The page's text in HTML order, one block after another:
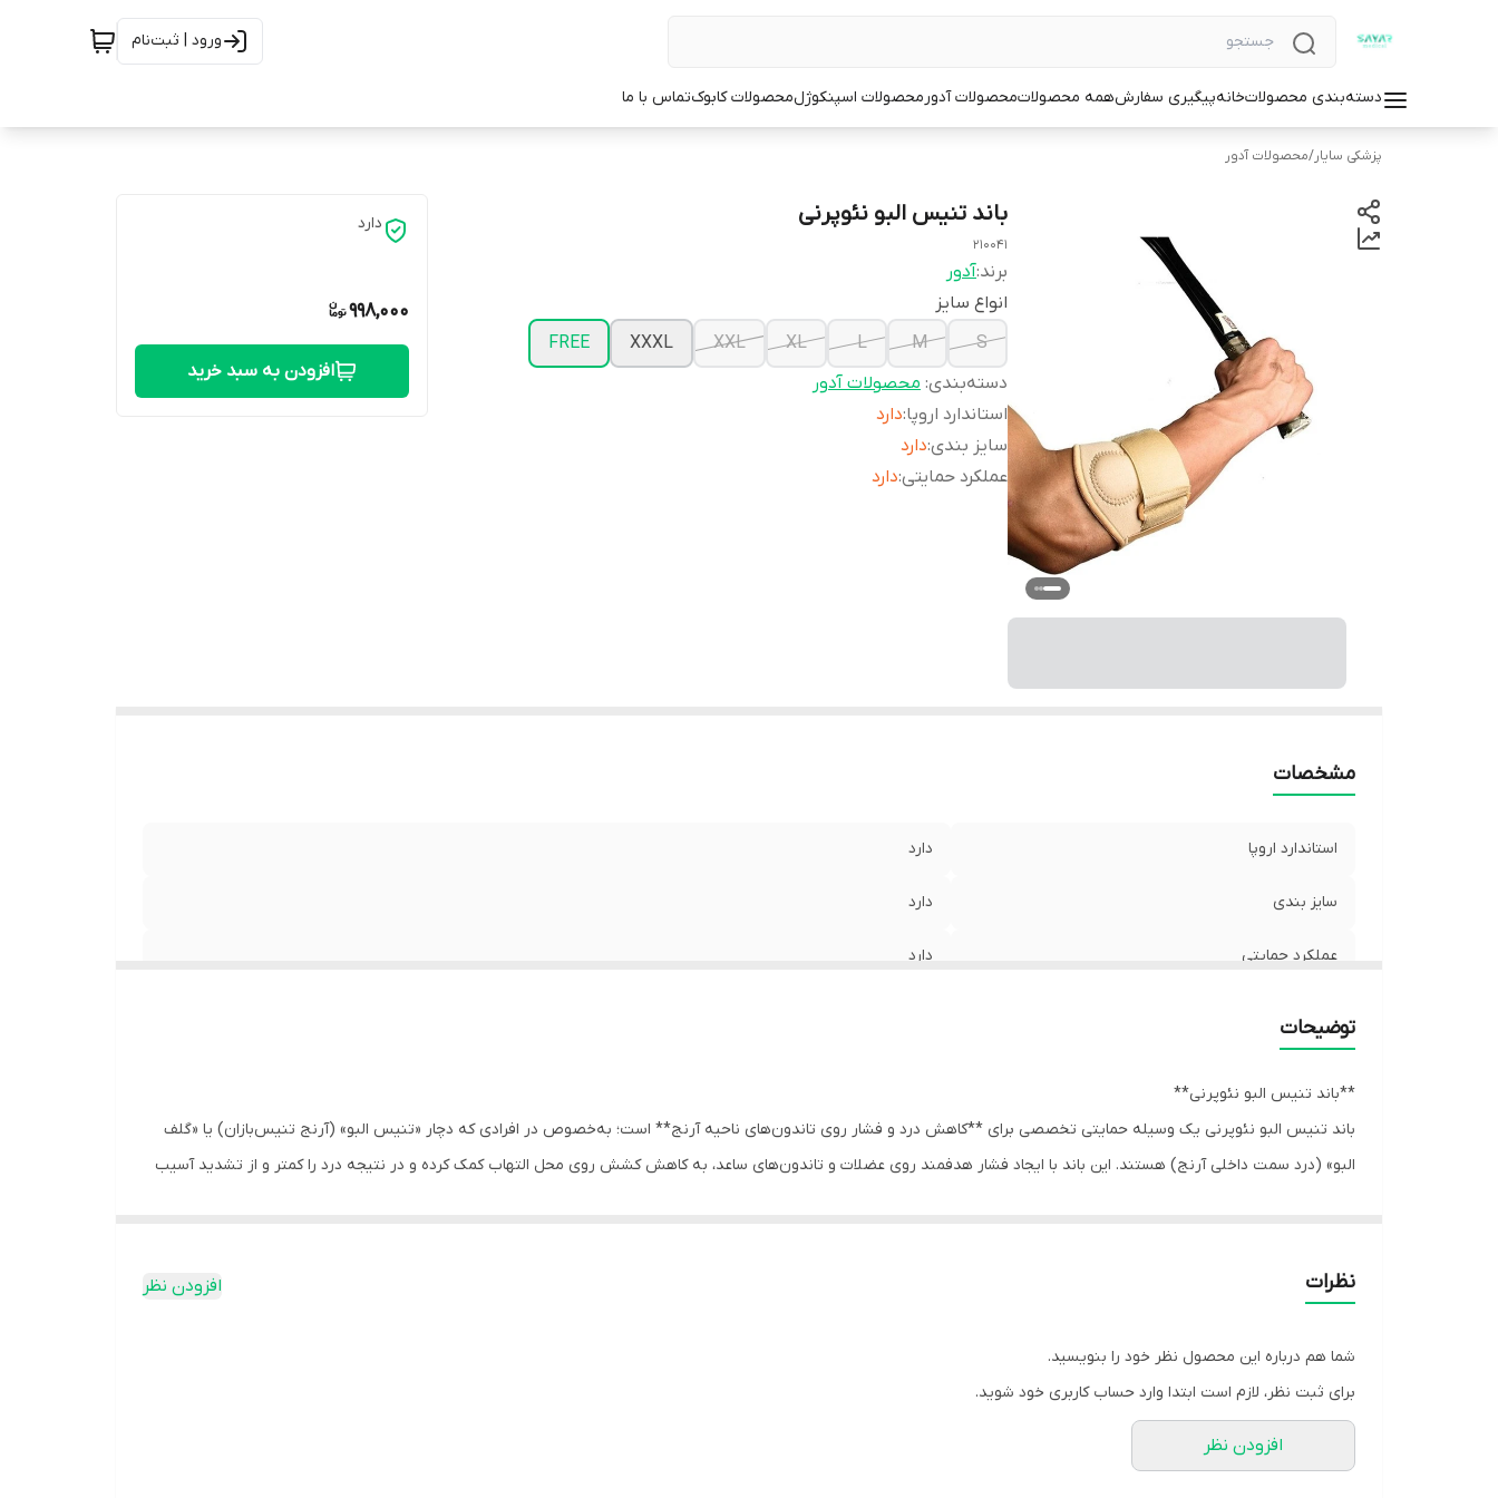
ورود | ثبت‌نام
دسته‌بندی محصولاتخانهپیگیری سفارشهمه محصولاتمحصولات آدورمحصولات اسپنکوژلمحصولات کابوکتماس با ما
پزشکی سایار/محصولات آدور
باند تنیس البو نئوپرنی
210041
برند:آدور
انواع سایز
S
M
L
XL
XXL
XXXL
FREE
دسته‌بندی: محصولات آدور
استاندارد اروپا:دارد
سایز بندی:دارد
عملکرد حمایتی:دارد
دارد
998,000
افزودن به سبد خرید
مشخصات
استاندارد اروپا دارد
سایز بندی دارد
عملکرد حمایتی دارد
توضیحات
**باند تنیس البو نئوپرنی**
باند تنیس البو نئوپرنی یک وسیله حمایتی تخصصی برای **کاهش درد و فشار روی تاندون‌های ناحیه آرنج** است؛ به‌خصوص در افرادی که دچار «تنیس البو» (آرنج تنیس‌بازان) یا «گلف
البو» (درد سمت داخلی آرنج) هستند. این باند با ایجاد فشار هدفمند روی عضلات و تاندون‌های ساعد، به کاهش کشش روی محل التهاب کمک کرده و در نتیجه درد را کمتر و از تشدید آسیب
می‌دهد که به‌راحتی زیر یا روی لباس روزمره و حین ورزش استفاده شود.
ویژگی‌ها
- کمک به کاهش درد، التهاب و خستگی عضلات ساعد
- بند چسبی (ولکرو) برای تنظیم دقیق میزان فشار
نظرات افزودن نظر
شما هم درباره این محصول نظر خود را بنویسید.
برای ثبت نظر، لازم است ابتدا وارد حساب کاربری خود شوید.
افزودن نظر